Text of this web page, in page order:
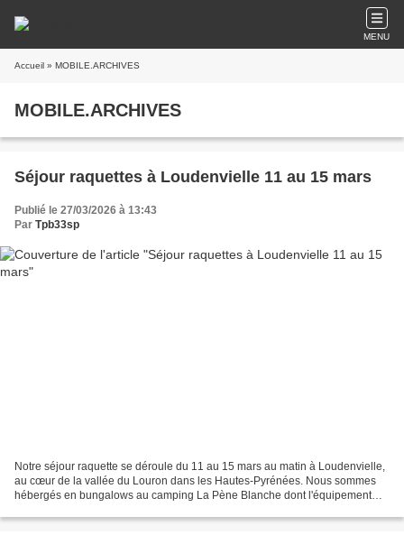
MENU
Accueil » MOBILE.ARCHIVES
MOBILE.ARCHIVES
Séjour raquettes à Loudenvielle 11 au 15 mars
Publié le 27/03/2026 à 13:43
Par Tpb33sp
Notre séjour raquette se déroule du 11 au 15 mars au matin à Loudenvielle,
au cœur de la vallée du Louron dans les Hautes-Pyrénées. Nous sommes
hébergés en bungalows au camping La Pène Blanche dont l'équipement